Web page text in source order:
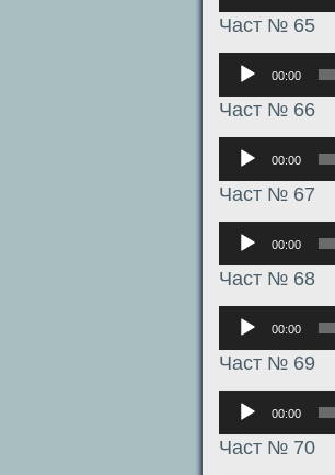
Част № 65
Аудиоплеер
00:00
Част № 66
Аудиоплеер
00:00
Част № 67
Аудиоплеер
00:00
Част № 68
Аудиоплеер
00:00
Част № 69
Аудиоплеер
00:00
Част № 70